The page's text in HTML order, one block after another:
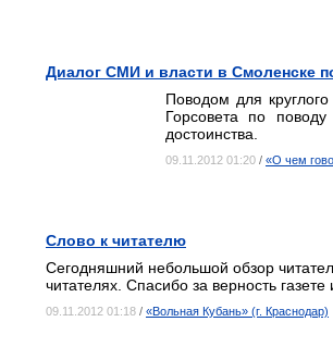
Диалог СМИ и власти в Смоленске
Поводом для
Горсовета по
достоинства.
09.11.2012 01:20 / «О чем
Слово к читателю
Сегодняшний небольшой обзор
читателях. Спасибо за верность газете
09.11.2012 01:18 / «Вольная Кубань» (г. Краснодар)